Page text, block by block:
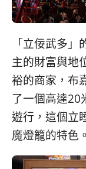
「立佞武多
主的財富與地
裕的商家，布
了一個高達20
遊行，這個立
魔燈籠的特色。